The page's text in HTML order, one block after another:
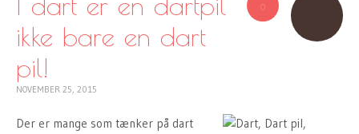
0
ikke bare en dart
pil!
NOVEMBER 25, 2015
Der er mange som tænker på dart